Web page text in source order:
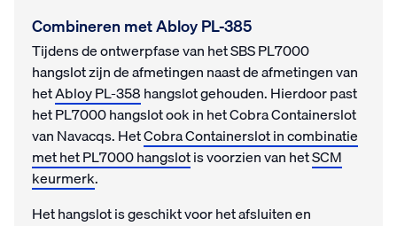
Combineren met Abloy PL-385
Tijdens de ontwerpfase van het SBS PL7000
hangslot zijn de afmetingen naast de afmetingen van
hetAbloy PL-358hangslot gehouden. Hierdoor past
het PL7000 hangslot ook in het Cobra Containerslot
van Navacqs. HetCobra Containerslot in combinatie
met het PL7000 hangslotis voorzien van hetSCM
keurmerk.
Het hangslot is geschikt voor het afsluiten en